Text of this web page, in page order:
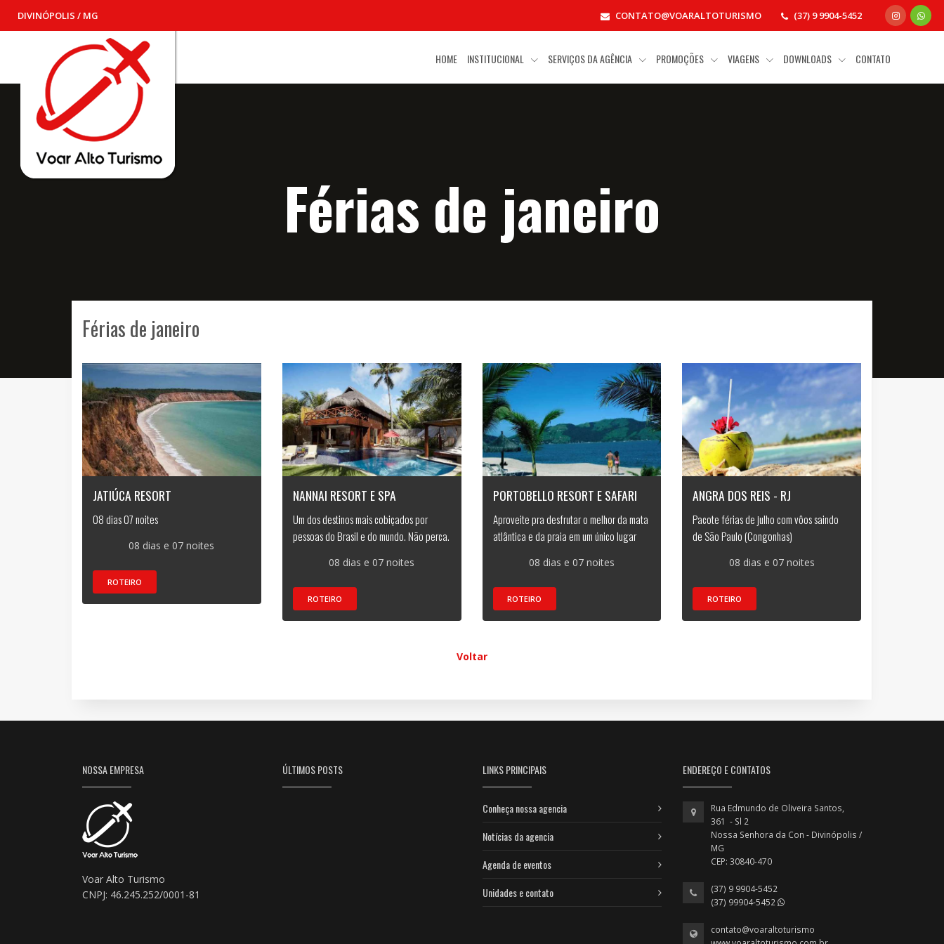
DIVINÓPOLIS / MG CONTATO@VOARALTOTURISMO (37) 9 9904-5452
HOME INSTITUCIONAL SERVIÇOS DA AGÊNCIA PROMOÇÕES VIAGENS DOWNLOADS CONTATO
Férias de janeiro
Férias de janeiro
JATIÚCA RESORT
08 dias 07 noites
08 dias e 07 noites
ROTEIRO
NANNAI RESORT E SPA
Um dos destinos mais cobiçados por
pessoas do Brasil e do mundo. Não perca.
08 dias e 07 noites
ROTEIRO
PORTOBELLO RESORT E SAFARI
Aproveite pra desfrutar o melhor da mata
atlântica e da praia em um único lugar
08 dias e 07 noites
ROTEIRO
ANGRA DOS REIS - RJ
Pacote férias de julho com vôos saindo
de São Paulo (Congonhas)
08 dias e 07 noites
ROTEIRO
Voltar
NOSSA EMPRESA
Voar Alto Turismo
CNPJ: 46.245.252/0001-81
ÚLTIMOS POSTS LINKS PRINCIPAIS
Conheça nossa agencia
Notícias da agencia
Agenda de eventos
Unidades e contato
ENDEREÇO E CONTATOS
Rua Edmundo de Oliveira Santos,
361 - Sl 2
Nossa Senhora da Con - Divinópolis /
MG
CEP: 30840-470
(37) 9 9904-5452
(37) 99904-5452
contato@voaraltoturismo